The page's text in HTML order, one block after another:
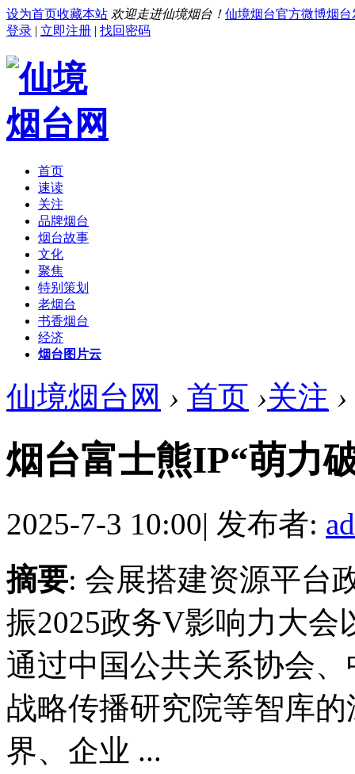
设为首页收藏本站 欢迎走进仙境烟台！ 仙境烟台官方微博烟台
登录 | 立即注册 | 找回密码
首页
速读
关注
品牌烟台
烟台故事
文化
聚焦
特别策划
老烟台
书香烟台
经济
烟台图片云
仙境烟台网 › 首页 ›关注 ›
烟台富士熊IP“萌力
2025-7-3 10:00| 发布者:
摘要: 会展搭建资源平台
振2025政务V影响力大会
通过中国公共关系协会
战略传播研究院等智库
界、企业 ...